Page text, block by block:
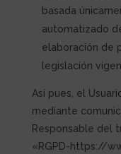
basada
automatizado
elaboración de
legislación
Así pues, el
mediante
Responsable del
«RGPD-https://